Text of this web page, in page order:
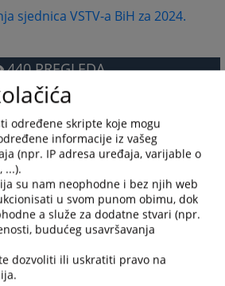
sjednica VSTV-a BiH za 2024.
440PREGLEDA
VSTV-a 2024
određene skripte koje mogu
informacije iz vašeg
(npr. IP adresa uređaja, varijable o
...).
su nam neophodne i bez njih web
u svom punom obimu, dok
a služe za dodatne stvari (npr.
budućeg usavršavanja
dozvoliti ili uskratiti pravo na